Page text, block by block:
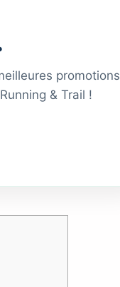
promotions
& Trail !